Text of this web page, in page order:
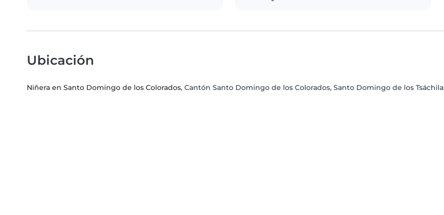
Ubicación
Niñera en Santo Domingo de los Colorados, Cantón Santo Domingo de los Colorados, Santo Domingo de los